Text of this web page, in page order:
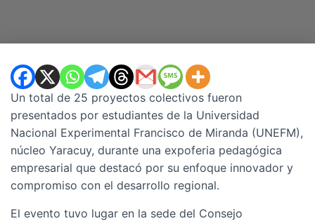
Un total de 25 proyectos colectivos fueron
presentados por estudiantes de la Universidad
Nacional Experimental Francisco de Miranda (UNEFM),
núcleo Yaracuy, durante una expoferia pedagógica
empresarial que destacó por su enfoque innovador y
compromiso con el desarrollo regional.
El evento tuvo lugar en la sede del Consejo